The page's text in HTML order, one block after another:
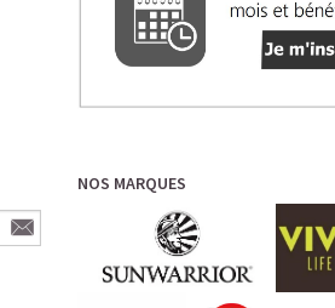
NOS MARQUES